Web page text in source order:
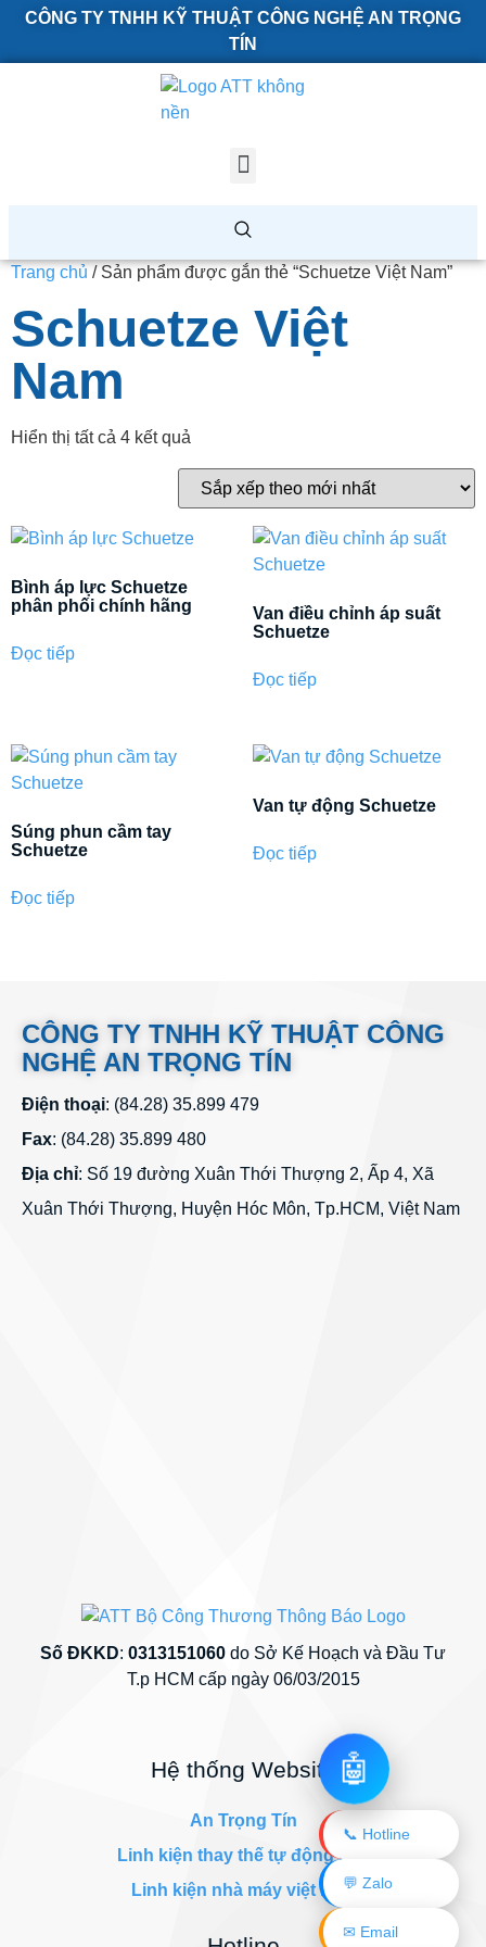
CÔNG TY TNHH KỸ THUẬT CÔNG NGHỆ AN TRỌNG
TÍN
Trang chủ / Sản phẩm được gắn thẻ “Schuetze Việt Nam”
Schuetze Việt
Nam
Hiển thị tất cả 4 kết quả
Bình áp lực Schuetze
phân phối chính hãng
Đọc tiếp
Van điều chỉnh áp suất
Schuetze
Đọc tiếp
Súng phun cầm tay
Schuetze
Đọc tiếp
Van tự động Schuetze
Đọc tiếp
CÔNG TY TNHH KỸ THUẬT CÔNG
NGHỆ AN TRỌNG TÍN
Điện thoại: (84.28) 35.899 479
Fax: (84.28) 35.899 480
Địa chỉ: Số 19 đường Xuân Thới Thượng 2, Ấp 4, Xã
Xuân Thới Thượng, Huyện Hóc Môn, Tp.HCM, Việt Nam
Số ĐKKD: 0313151060 do Sở Kế Hoạch và Đầu Tư
T.p HCM cấp ngày 06/03/2015
Hệ thống Website
An Trọng Tín
Linh kiện thay thế tự động hóa
Linh kiện nhà máy việt nam
🤖
📞 Hotline
💬 Zalo
✉ Email